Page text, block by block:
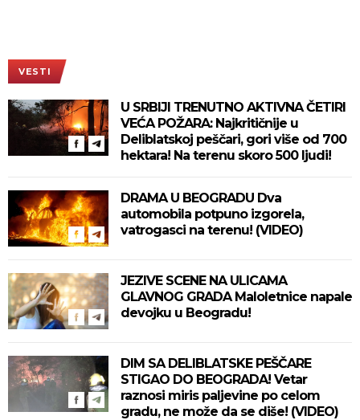
VESTI
U SRBIJI TRENUTNO AKTIVNA ČETIRI
VEĆA POŽARA: Najkritičnije u
Deliblatskoj peščari, gori više od 700
hektara! Na terenu skoro 500 ljudi!
DRAMA U BEOGRADU Dva
automobila potpuno izgorela,
vatrogasci na terenu! (VIDEO)
JEZIVE SCENE NA ULICAMA
GLAVNOG GRADA Maloletnice napale
devojku u Beogradu!
DIM SA DELIBLATSKE PEŠČARE
STIGAO DO BEOGRADA! Vetar
raznosi miris paljevine po celom
gradu, ne može da se diše! (VIDEO)